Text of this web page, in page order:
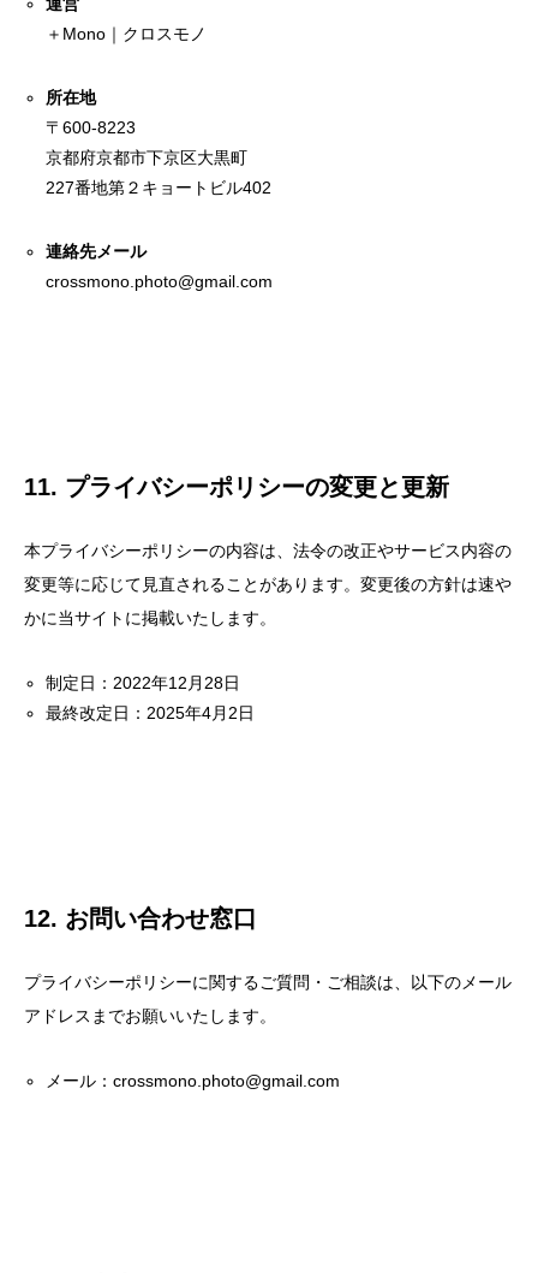
＋Mono｜クロスモノ
所在地
〒600-8223
京都府京都市下京区大黒町
227番地第２キョートビル402
連絡先メール
crossmono.photo@gmail.com
11. プライバシーポリシーの変更と更新
本プライバシーポリシーの内容は、法令の改正やサービス内容の
変更等に応じて見直されることがあります。変更後の方針は速や
かに当サイトに掲載いたします。
制定日：2022年12月28日
最終改定日：2025年4月2日
12. お問い合わせ窓口
プライバシーポリシーに関するご質問・ご相談は、以下のメール
アドレスまでお願いいたします。
メール：crossmono.photo@gmail.com